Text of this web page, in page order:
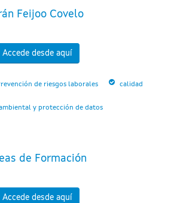
Feijoo Covelo
Accede desde aquí
de riesgos laborales calidad
y protección de datos
de Formación
Accede desde aquí